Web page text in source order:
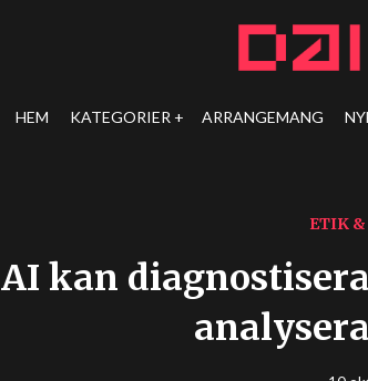
HEM KATEGORIER ARRANGEMANG
ETIK
AI kan